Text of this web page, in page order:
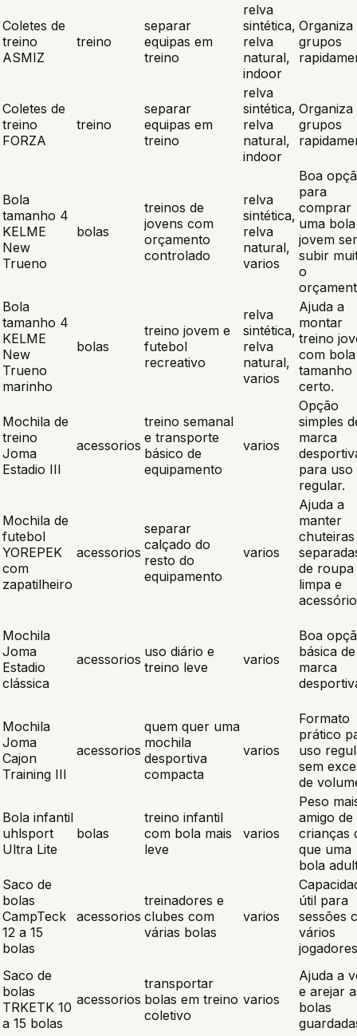
Coletes de
treino
ASMIZ
treino
separar
equipas em
treino
relva
sintética,
relva
natural,
indoor
Organiza
grupos
Coletes de
treino
FORZA
treino
separar
equipas em
treino
relva
sintética,
relva
natural,
indoor
Organiza
grupos
Bola
tamanho 4
KELME
New
Trueno
bolas
treinos de
jovens com
orçamento
controlado
relva
sintética,
relva
natural,
varios
Boa
para
comprar
uma bola
jovem
subir
o
Bola
tamanho 4
KELME
New
Trueno
marinho
bolas
treino jovem e
futebol
recreativo
relva
sintética,
relva
natural,
varios
Ajuda a
montar
treino
com
tamanho
certo.
Mochila de
treino
Joma
Estadio III
acessorios
treino semanal
e transporte
básico de
equipamento
varios
Opção
simples
marca
para uso
regular.
Mochila de
futebol
YOREPEK
com
zapatilheiro
acessorios
separar
calçado do
resto do
equipamento
varios
Ajuda a
manter
chuteiras
de roupa
limpa e
Mochila
Joma
Estadio
clássica
acessorios uso diário e
treino leve
varios
Boa
básica de
marca
Mochila
Joma
Cajon
Training III
acessorios
quem quer uma
mochila
desportiva
compacta
varios
Formato
prático
uso
sem
de
Bola infantil
uhlsport
Ultra Lite
bolas
treino infantil
com bola mais
leve
varios
Peso
amigo de
crianças
que uma
bola
Saco de
bolas
CampTeck
12 a 15
bolas
acessorios
treinadores e
clubes com
várias bolas
varios
útil para
sessões
vários
Saco de
bolas
TRKETK 10
a 15 bolas
acessorios
transportar
bolas em treino
coletivo
varios
Ajuda a
e arejar
bolas